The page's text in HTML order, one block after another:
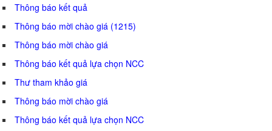
Thông báo kết quả
Thông báo mời chào giá (1215)
Thông báo mời chào giá
Thông báo kết quả lựa chọn NCC
Thư tham khảo giá
Thông báo mời chào giá
Thông báo kết quả lựa chọn NCC